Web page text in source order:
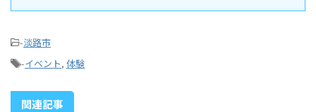
-淡路市
-イベント, 体験
関連記事